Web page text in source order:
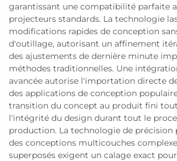
garantissant une compatibilité parfaite
projecteurs standards. La technologie
modifications rapides de conception
d'outillage, autorisant un affinement
des ajustements de dernière minute
méthodes traditionnelles. Une
avancée autorise l'importation directe
des applications de conception
transition du concept au produit fini
l'intégrité du design durant tout le
production. La technologie de précision
des conceptions multicouches
superposés exigent un calage exact